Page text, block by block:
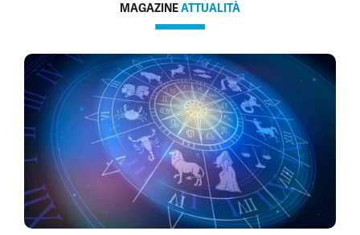
MAGAZINEATTUALITÀ